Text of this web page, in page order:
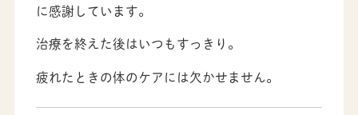
に感謝しています。
治療を終えた後はいつもすっきり。
疲れたときの体のケアには欠かせません。